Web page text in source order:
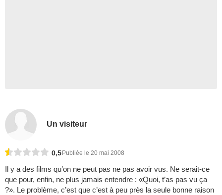
Un visiteur
0,5 Publiée le 20 mai 2008
Il y a des films qu’on ne peut pas ne pas avoir vus. Ne serait-ce
que pour, enfin, ne plus jamais entendre : «Quoi, t’as pas vu ça
?». Le problème, c’est que c’est à peu près la seule bonne raison